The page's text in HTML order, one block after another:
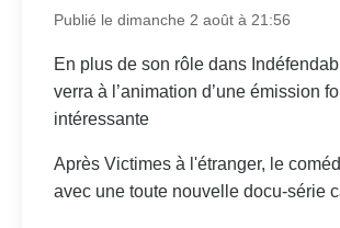
Publié le dimanche 2 août à 21:56
En plus de son rôle dans
verra à l’animation d’une émission
intéressante
Après Victimes à l'étranger, le
avec une toute nouvelle docu-série